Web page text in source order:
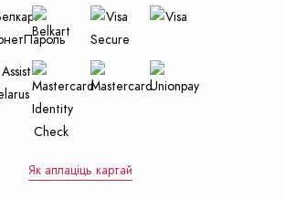
Як аплаціць картай